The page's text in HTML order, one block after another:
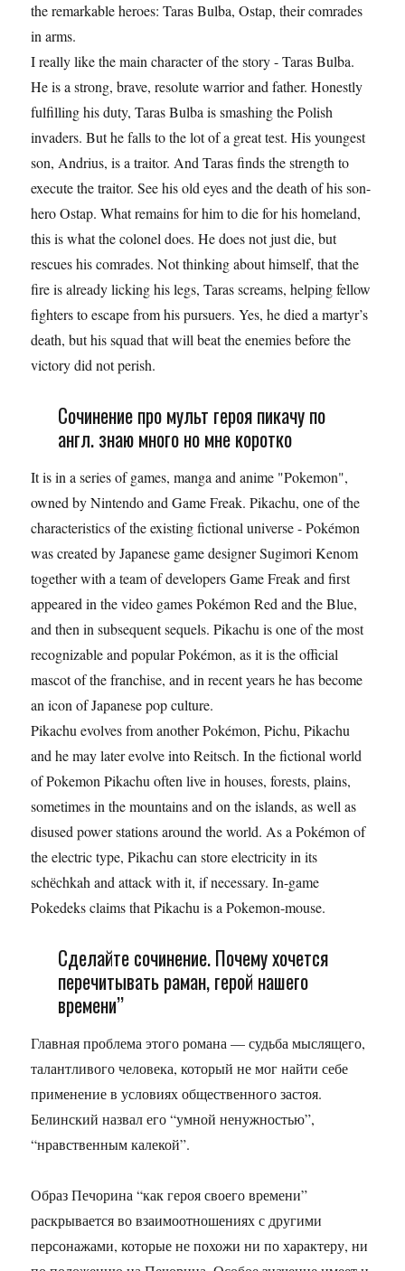
the remarkable heroes: Taras Bulba, Ostap, their comrades
in arms.
I really like the main character of the story - Taras Bulba.
He is a strong, brave, resolute warrior and father. Honestly
fulfilling his duty, Taras Bulba is smashing the Polish
invaders. But he falls to the lot of a great test. His youngest
son, Andrius, is a traitor. And Taras finds the strength to
execute the traitor. See his old eyes and the death of his son-
hero Ostap. What remains for him to die for his homeland,
this is what the colonel does. He does not just die, but
rescues his comrades. Not thinking about himself, that the
fire is already licking his legs, Taras screams, helping fellow
fighters to escape from his pursuers. Yes, he died a martyr’s
death, but his squad that will beat the enemies before the
victory did not perish.
Сочинение про мульт героя пикачу по
англ. знаю много но мне коротко
It is in a series of games, manga and anime "Pokemon",
owned by Nintendo and Game Freak. Pikachu, one of the
characteristics of the existing fictional universe - Pokémon
was created by Japanese game designer Sugimori Kenom
together with a team of developers Game Freak and first
appeared in the video games Pokémon Red and the Blue,
and then in subsequent sequels. Pikachu is one of the most
recognizable and popular Pokémon, as it is the official
mascot of the franchise, and in recent years he has become
an icon of Japanese pop culture.
Pikachu evolves from another Pokémon, Pichu, Pikachu
and he may later evolve into Reitsch. In the fictional world
of Pokemon Pikachu often live in houses, forests, plains,
sometimes in the mountains and on the islands, as well as
disused power stations around the world. As a Pokémon of
the electric type, Pikachu can store electricity in its
schёchkah and attack with it, if necessary. In-game
Pokedeks claims that Pikachu is a Pokemon-mouse.
Сделайте сочинение. Почему хочется
перечитывать раман, герой нашего
времени’’
Главная проблема этого романа — судьба мыслящего,
талантливого человека, который не мог найти себе
применение в условиях общественного застоя.
Белинский назвал его “умной ненужностью”,
“нравственным калекой”.
Образ Печорина “как героя своего времени”
раскрывается во взаимоотношениях с другими
персонажами, которые не похожи ни по характеру, ни